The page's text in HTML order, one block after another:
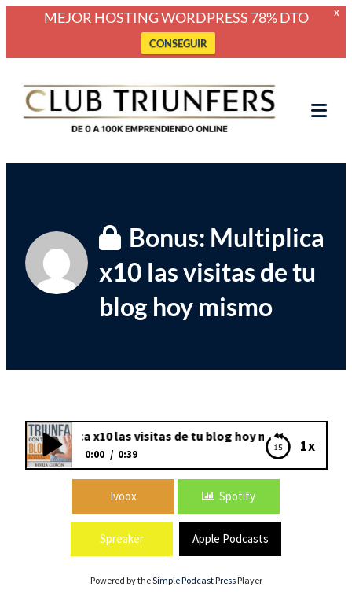
X
MEJOR HOSTING WORDPRESS 78% DTO
CONSEGUIR
contenido
Club Triunfers
Club de Emprendedores Online
Bonus: Multiplica
x10 las visitas de tu
blog hoy mismo
1x
Multiplica x10 las visitas de tu blog hoy mismo
0:00 0:39
Bonus: Multiplica x10 las visitas de tu blog
Ivoox Spotify
Spreaker Apple Podcasts
Powered by theSimple Podcast PressPlayer